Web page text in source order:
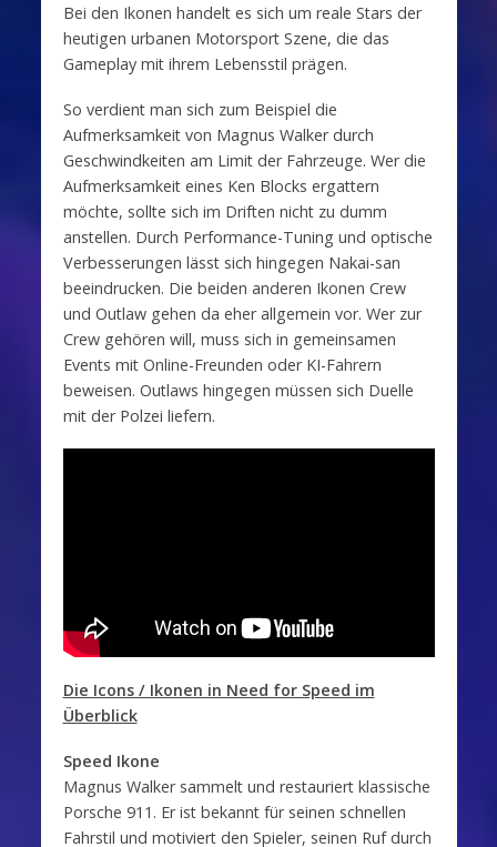
Bei den Ikonen handelt es sich um reale Stars der
heutigen urbanen Motorsport Szene, die das
Gameplay mit ihrem Lebensstil prägen.
So verdient man sich zum Beispiel die
Aufmerksamkeit von Magnus Walker durch
Geschwindkeiten am Limit der Fahrzeuge. Wer die
Aufmerksamkeit eines Ken Blocks ergattern
möchte, sollte sich im Driften nicht zu dumm
anstellen. Durch Performance-Tuning und optische
Verbesserungen lässt sich hingegen Nakai-san
beeindrucken. Die beiden anderen Ikonen Crew
und Outlaw gehen da eher allgemein vor. Wer zur
Crew gehören will, muss sich in gemeinsamen
Events mit Online-Freunden oder KI-Fahrern
beweisen. Outlaws hingegen müssen sich Duelle
mit der Polzei liefern.
Die Icons / Ikonen in Need for Speed im
Überblick
Speed Ikone
Magnus Walker sammelt und restauriert klassische
Porsche 911. Er ist bekannt für seinen schnellen
Fahrstil und motiviert den Spieler, seinen Ruf durch